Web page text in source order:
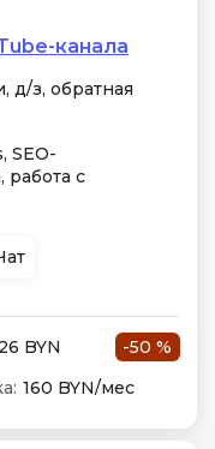
канала
д/з, обратная
SEO-
работа с
BYN
-50 %
160 BYN/мес